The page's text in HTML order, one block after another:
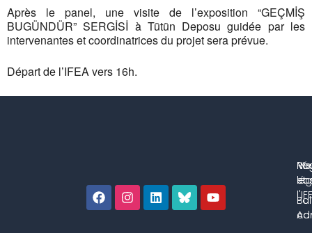
Après le panel, une visite de l’exposition “GEÇMİŞ
BUGÜNDÜR” SERGİSİ à Tütün Deposu guidée par les
intervenantes et coordinatrices du projet sera prévue.
Départ de l’IFEA vers 16h.
et